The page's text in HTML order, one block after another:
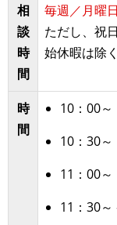
相
談
時
間
毎週／月曜
ただし、祝
始休暇は除く
時
間
10：00～
10：30～
11：00～
11：30